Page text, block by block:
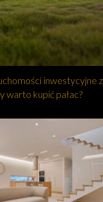
inwestycyjne
warto kupić pałac?